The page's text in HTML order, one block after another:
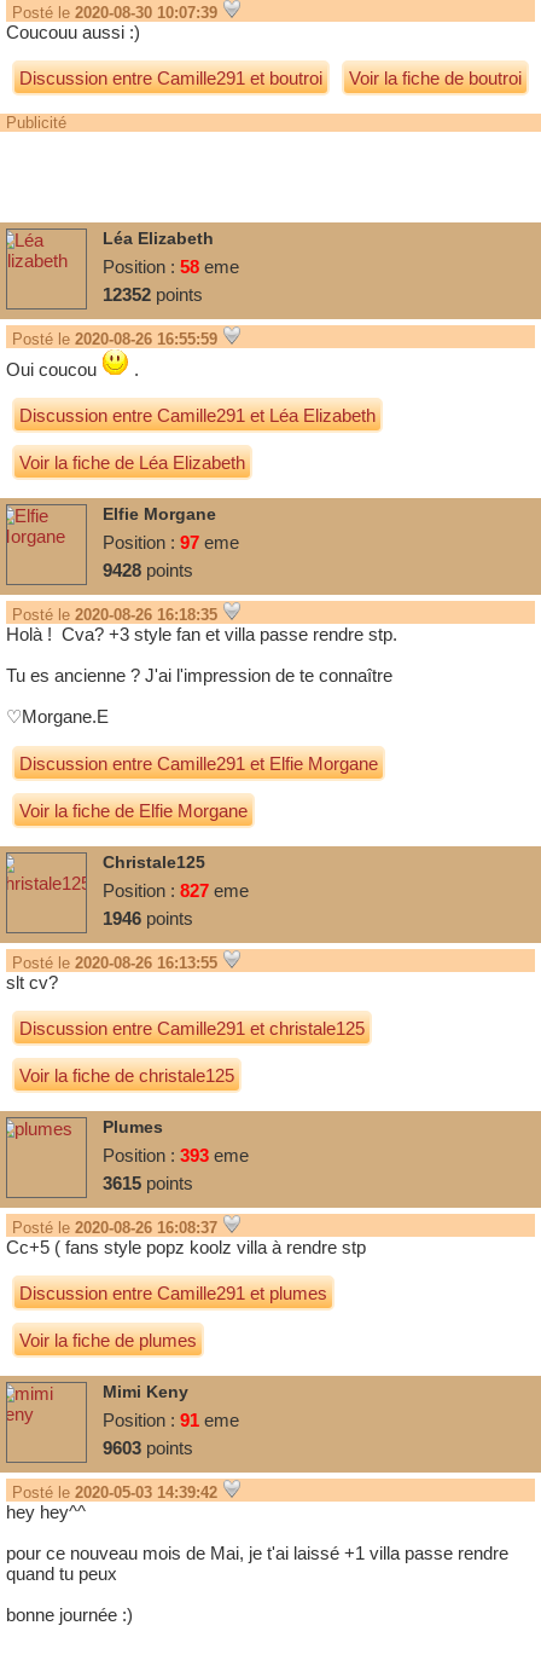
Posté le 2020-08-30 10:07:39
Coucouu aussi :)
Discussion entreCamille291etboutroi Voir la fiche de boutroi
Publicité
Léa Elizabeth
Position : 58 eme
12352 points
Posté le 2020-08-26 16:55:59
Oui coucou .
Discussion entreCamille291etLéa Elizabeth
Voir la fiche de Léa Elizabeth
Elfie Morgane
Position : 97 eme
9428 points
Posté le 2020-08-26 16:18:35
Holà ! Cva? +3 style fan et villa passe rendre stp.
Tu es ancienne ? J'ai l'impression de te connaître
♡Morgane.E
Discussion entreCamille291etElfie Morgane
Voir la fiche de Elfie Morgane
Christale125
Position : 827 eme
1946 points
Posté le 2020-08-26 16:13:55
slt cv?
Discussion entreCamille291etchristale125
Voir la fiche de christale125
Plumes
Position : 393 eme
3615 points
Posté le 2020-08-26 16:08:37
Cc+5 ( fans style popz koolz villa à rendre stp
Discussion entreCamille291etplumes
Voir la fiche de plumes
Mimi Keny
Position : 91 eme
9603 points
Posté le 2020-05-03 14:39:42
hey hey^^
pour ce nouveau mois de Mai, je t'ai laissé +1 villa passe rendre
quand tu peux
bonne journée :)